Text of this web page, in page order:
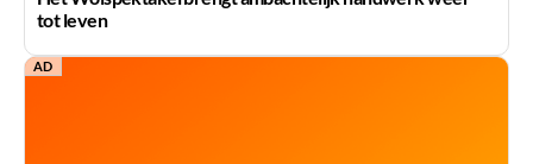
tot leven
AD